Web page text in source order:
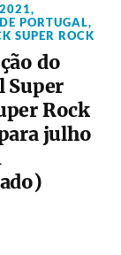
,
PORTUGAL,
SUPER ROCK
do
Super
Rock
julho